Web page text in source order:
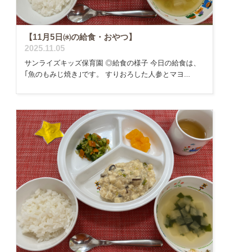
【11月5日㈬の給食・おやつ】
2025.11.05
サンライズキッズ保育園 ◎給食の様子 今日の給食は、
｢魚のもみじ焼き｣です。 すりおろした人参とマヨ...